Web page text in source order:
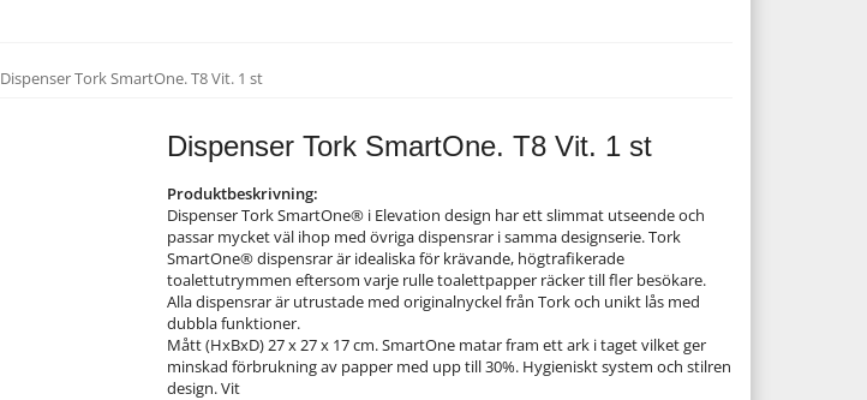
Dispenser Tork SmartOne. T8 Vit. 1 st
Dispenser Tork SmartOne. T8 Vit. 1 st
Produktbeskrivning:
Dispenser Tork SmartOne® i Elevation design har ett slimmat utseende och
passar mycket väl ihop med övriga dispensrar i samma designserie. Tork
SmartOne® dispensrar är idealiska för krävande, högtrafikerade
toalettutrymmen eftersom varje rulle toalettpapper räcker till fler besökare.
Alla dispensrar är utrustade med originalnyckel från Tork och unikt lås med
dubbla funktioner.
Mått (HxBxD) 27 x 27 x 17 cm. SmartOne matar fram ett ark i taget vilket ger
minskad förbrukning av papper med upp till 30%. Hygieniskt system och stilren
design. Vit